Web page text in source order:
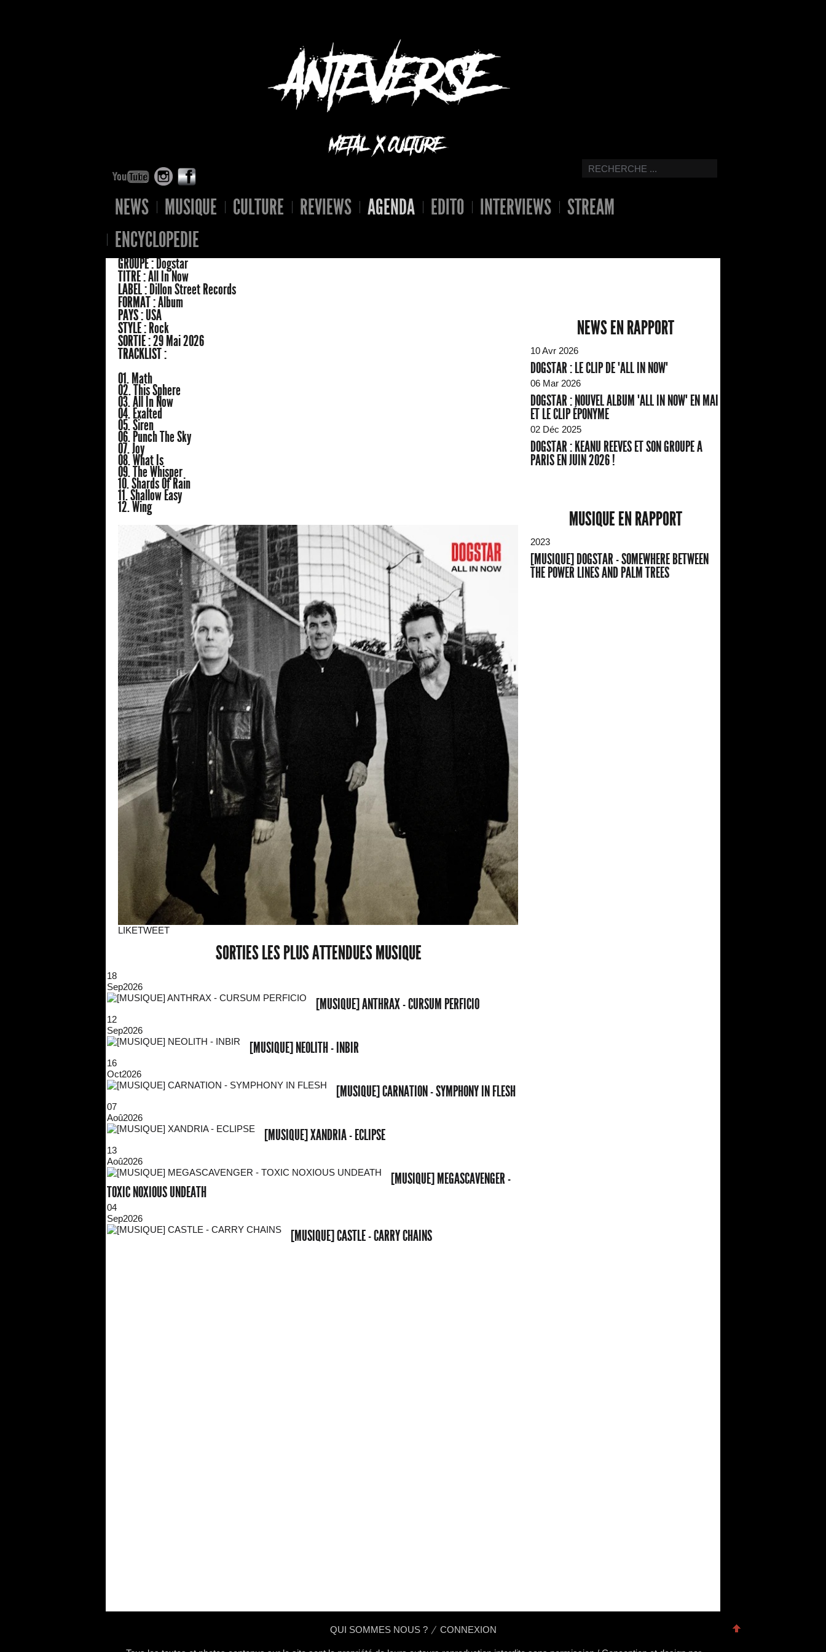
NEWS MUSIQUE CULTURE REVIEWS AGENDA EDITO INTERVIEWS
STREAM
ENCYCLOPEDIE
GROUPE :Dogstar
TITRE :All In Now
LABEL : Dillon Street Records
FORMAT :Album
PAYS :USA
STYLE : Rock
SORTIE :29 Mai 2026
TRACKLIST :
01. Math
02. This Sphere
03. All In Now
04. Exalted
05. Siren
06. Punch The Sky
07. Joy
08. What Is
09. The Whisper
10. Shards Of Rain
11. Shallow Easy
12. Wing
LIKETWEET
SORTIES LES PLUS ATTENDUES MUSIQUE
18
Sep2026
[MUSIQUE] ANTHRAX - CURSUM PERFICIO
12
Sep2026
[MUSIQUE] NEOLITH - INBIR
16
Oct2026
[MUSIQUE] CARNATION - SYMPHONY IN FLESH
07
Aoû2026
[MUSIQUE] XANDRIA - ECLIPSE
13
Aoû2026
[MUSIQUE] MEGASCAVENGER -
TOXIC NOXIOUS UNDEATH
04
Sep2026
[MUSIQUE] CASTLE - CARRY CHAINS
NEWS EN RAPPORT
10 Avr 2026
DOGSTAR : LE CLIP DE "ALL IN NOW"
06 Mar 2026
DOGSTAR : NOUVEL ALBUM "ALL IN NOW" EN MAI
ET LE CLIP ÉPONYME
02 Déc 2025
DOGSTAR : KEANU REEVES ET SON GROUPE A
PARIS EN JUIN 2026 !
MUSIQUE EN RAPPORT
2023
[MUSIQUE] DOGSTAR - SOMEWHERE BETWEEN
THE POWER LINES AND PALM TREES
QUI SOMMES NOUS ? CONNEXION